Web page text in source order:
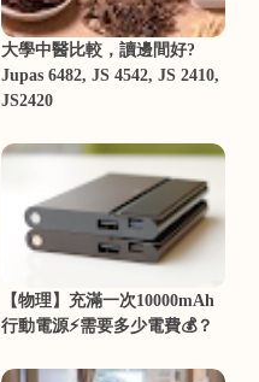
大學中醫比較，讀邊間好?
Jupas 6482, JS 4542, JS 2410,
JS2420
【物理】充滿一次10000mAh
行動電源⚡需要多少電費💰？